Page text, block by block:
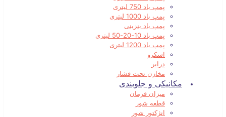
پمپ باد 750 لیتری
پمپ باد 1000 لیتری
پمپ باد بنزینی
پمپ باد 10-20-50 لیتری
پمپ باد 1200 لیتری
اسکرو
درایر
مخازن تحت فشار
مکانیکی و جلوبندی
میزان فرمان
قطعه شور
انژکتور شور